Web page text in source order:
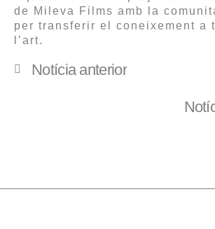
de Mileva Films amb la
per transferir el coneixement a
l’art.
Notícia anterior